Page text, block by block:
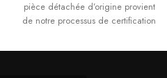
pièce détachée d’origine provient
de notre processus de certification
composant est extrait